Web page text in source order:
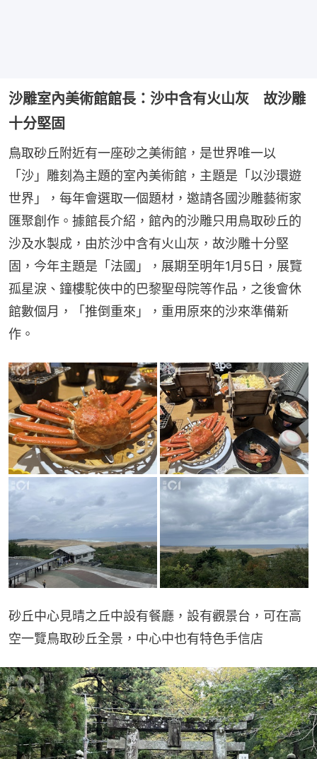
沙雕室內美術館館長：沙中含有火山灰 故沙雕
十分堅固
鳥取砂丘附近有一座砂之美術館，是世界唯一以
「沙」雕刻為主題的室內美術館，主題是「以沙環遊
世界」，每年會選取一個題材，邀請各國沙雕藝術家
匯聚創作。據館長介紹，館內的沙雕只用鳥取砂丘的
沙及水製成，由於沙中含有火山灰，故沙雕十分堅
固，今年主題是「法國」，展期至明年1月5日，展覽
孤星淚、鐘樓駝俠中的巴黎聖母院等作品，之後會休
館數個月，「推倒重來」，重用原來的沙來準備新
作。
砂丘中心見晴之丘中設有餐廳，設有觀景台，可在高
空一覽鳥取砂丘全景，中心中也有特色手信店